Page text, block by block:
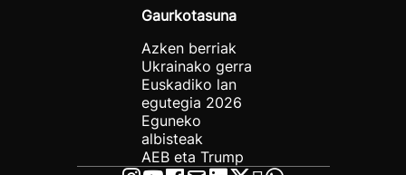
Gaurkotasuna
Azken berriak
Ukrainako gerra
Euskadiko lan
egutegia 2026
Eguneko
albisteak
AEB eta Trump